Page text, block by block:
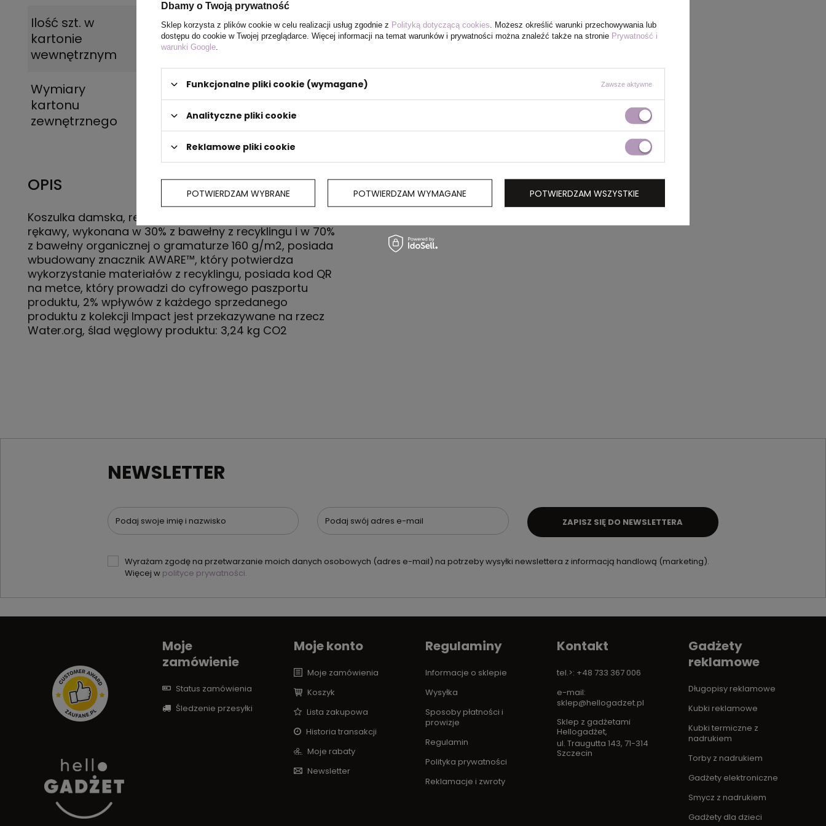
Ilość szt. w
kartonie
wewnętrznym
5
Wymiary
kartonu
zewnętrznego
60 x 40 x 30 cm
OPIS
Koszulka damska, regularny krój, okrągły dekolt, krótkie
rękawy, wykonana w 30% z bawełny z recyklingu i w 70%
z bawełny organicznej o gramaturze 160 g/m2, posiada
wbudowany znacznik AWARE™, który potwierdza
wykorzystanie materiałów z recyklingu, posiada kod QR
na metce, który prowadzi do cyfrowego paszportu
produktu, 2% wpływów z każdego sprzedanego
produktu z kolekcji Impact jest przekazywane na rzecz
Water.org, ślad węglowy produktu: 3,24 kg CO2
NEWSLETTER
Podaj swoje imię i nazwisko Podaj swój adres e-mail
Wyrażam zgodę na przetwarzanie moich danych osobowych (adres e-mail) na potrzeby wysyłki newslettera z informacją handlową (marketing).
Więcej w polityce prywatności.
ZAPISZ SIĘ DO NEWSLETTERA
Moje
zamówienie
Status zamówienia
Śledzenie przesyłki
Moje konto
Moje zamówienia
Koszyk
Lista zakupowa
Historia transakcji
Moje rabaty
Newsletter
Regulaminy
Informacje o sklepie
Wysyłka
Sposoby płatności i
prowizje
Regulamin
Polityka prywatności
Reklamacje i zwroty
Kontakt
tel.>: +48 733 367 006
e-mail:
sklep@hellogadzet.pl
Sklep z gadżetami
Hellogadżet,
ul. Traugutta 143, 71-314
Szczecin
Gadżety
reklamowe
Długopisy reklamowe
Kubki reklamowe
Kubki termiczne z
nadrukiem
Torby z nadrukiem
Gadżety elektroniczne
Smycz z nadrukiem
Gadżety dla dzieci
Dbamy o Twoją prywatność
Sklep korzysta z plików cookie w celu realizacji usług zgodnie z Polityką dotyczącą cookies . Możesz określić warunki przechowywania lub
dostępu do cookie w Twojej przeglądarce. Więcej informacji na temat warunków i prywatności można znaleźć także na stronie Prywatność i
warunki Google
Funkcjonalne pliki cookie (wymagane) Zawsze aktywne
Analityczne pliki cookie
Reklamowe pliki cookie
POTWIERDZAM WYBRANE POTWIERDZAM WYMAGANE POTWIERDZAM WSZYSTKIE